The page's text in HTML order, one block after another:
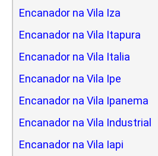
Encanador na Vila Iza
Encanador na Vila Itapura
Encanador na Vila Italia
Encanador na Vila Ipe
Encanador na Vila Ipanema
Encanador na Vila Industrial
Encanador na Vila Iapi